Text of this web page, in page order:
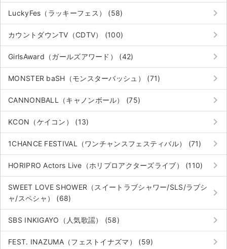
LuckyFes（ラッキーフェス） (58) keyboard_arrow_right
カウントダウンTV（CDTV） (100) keyboard_arrow_right
GirlsAward（ガールズアワード） (42) keyboard_arrow_right
MONSTER baSH（モンスターバッシュ） (71) keyboard_arrow_right
CANNONBALL（キャノンボール） (75) keyboard_arrow_right
KCON（ケイコン） (13) keyboard_arrow_right
1CHANCE FESTIVAL（ワンチャンスフェスティバル） (71) keyboard_arrow_right
HORIPRO Actors Live（ホリプロアクターズライブ） (110) keyboard_arrow_right
SWEET LOVE SHOWER（スイートラブシャワー/SLS/ラブシ
ャ/スペシャ） (68)
keyboard_arrow_right
SBS INKIGAYO（人気歌謡） (58) keyboard_arrow_right
FEST. INAZUMA（フェストイナズマ） (59) keyboard_arrow_right